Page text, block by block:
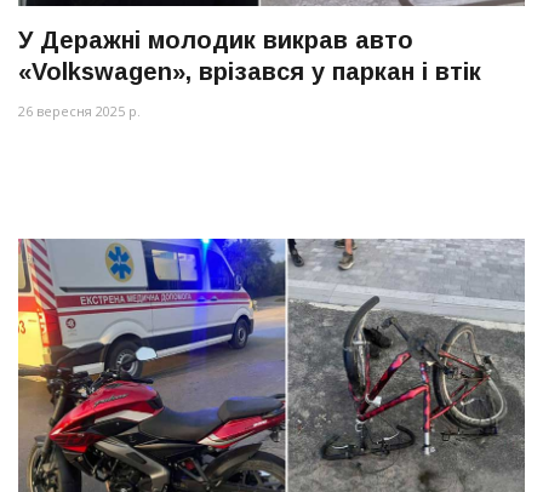
У Деражні молодик викрав авто
«Volkswagen», врізався у паркан і втік
26 вересня 2025 р.